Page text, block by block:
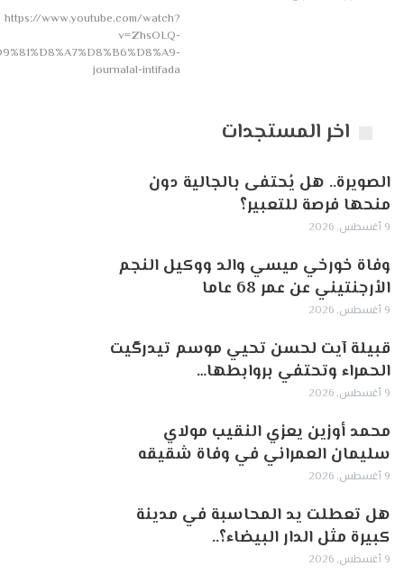
https://www.youtube.com/watch?
v=ZhsOLQ-
journalal-intifada
اخر المستجدات
الصويرة.. هل يُحتفى بالجالية دون
منحها فرصة للتعبير؟
9 أغسطس, 2026
وفاة خورخي ميسي والد ووكيل النجم
الأرجنتيني عن عمر 68 عاما
9 أغسطس, 2026
قبيلة آيت لحسن تحيي موسم تيدرگيت
الحمراء وتحتفي بروابطها…
9 أغسطس, 2026
محمد أوزين يعزي النقيب مولاي
سليمان العمراني في وفاة شقيقه
9 أغسطس, 2026
هل تعطلت يد المحاسبة في مدينة
كبيرة مثل الدار البيضاء؟..
9 أغسطس, 2026